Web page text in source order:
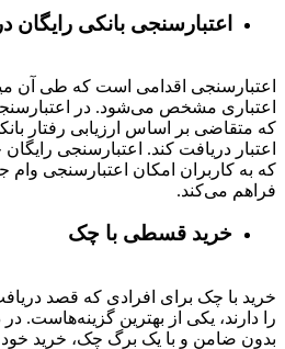
اعتبارسنجی بانکی رایگان
اعتبارسنجی اقدامی است که طی آن
اعتباری مشخص می‌شود. در
که متقاضی بر اساس ارزیابی رفتار
اعتبار دریافت کند. اعتبارسنجی
که به کاربران امکان اعتبارسنجی وام
فراهم می‌کند.
خرید قسطی با چک
خرید با چک برای افرادی که قصد
را دارند، یکی از بهترین گزینه‌هاست.
بدون ضامن و با یک برگ چک، خرید خود